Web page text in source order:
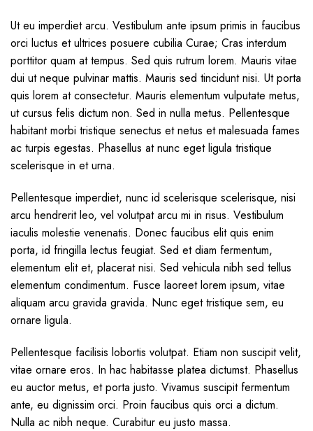
Ut eu imperdiet arcu. Vestibulum ante ipsum primis in faucibus
orci luctus et ultrices posuere cubilia Curae; Cras interdum
porttitor quam at tempus. Sed quis rutrum lorem. Mauris vitae
dui ut neque pulvinar mattis. Mauris sed tincidunt nisi. Ut porta
quis lorem at consectetur. Mauris elementum vulputate metus,
ut cursus felis dictum non. Sed in nulla metus. Pellentesque
habitant morbi tristique senectus et netus et malesuada fames
ac turpis egestas. Phasellus at nunc eget ligula tristique
scelerisque in et urna.
Pellentesque imperdiet, nunc id scelerisque scelerisque, nisi
arcu hendrerit leo, vel volutpat arcu mi in risus. Vestibulum
iaculis molestie venenatis. Donec faucibus elit quis enim
porta, id fringilla lectus feugiat. Sed et diam fermentum,
elementum elit et, placerat nisi. Sed vehicula nibh sed tellus
elementum condimentum. Fusce laoreet lorem ipsum, vitae
aliquam arcu gravida gravida. Nunc eget tristique sem, eu
ornare ligula.
Pellentesque facilisis lobortis volutpat. Etiam non suscipit velit,
vitae ornare eros. In hac habitasse platea dictumst. Phasellus
eu auctor metus, et porta justo. Vivamus suscipit fermentum
ante, eu dignissim orci. Proin faucibus quis orci a dictum.
Nulla ac nibh neque. Curabitur eu justo massa.